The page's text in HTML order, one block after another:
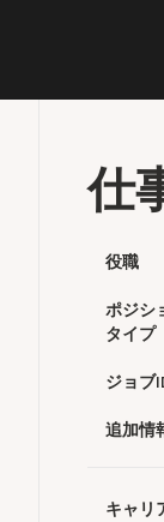
仕
役職
ポジシ
タイプ
ジョブ
追加情
キャリ